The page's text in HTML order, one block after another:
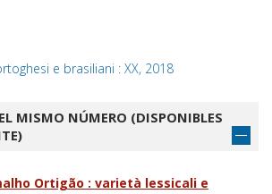
e brasiliani : XX, 2018
MISMO NÚMERO (DISPONIBLES
Ortigão : varietà lessicali e